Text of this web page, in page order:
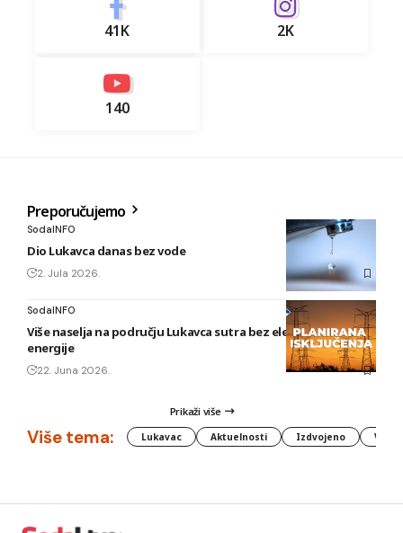
41K 2K
140
Preporučujemo
SodaINFO
Dio Lukavca danas bez vode
2. Jula 2026.
SodaINFO
Više naselja na području Lukavca sutra bez električne
energije
22. Juna 2026.
Prikaži više
Više tema: Lukavac Aktuelnosti Izdvojeno